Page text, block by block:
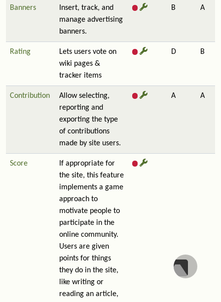
Banners
Insert, track, and
manage advertising
banners.
B A
Rating
Lets users vote on
wiki pages &
tracker items
D B
Contribution
Allow selecting,
reporting and
exporting the type
of contributions
made by site users.
A A
Score
If appropriate for
the site, this feature
implements a game
approach to
motivate people to
participate in the
online community.
Users are given
points for things
they do in the site,
like writing or
reading an article,